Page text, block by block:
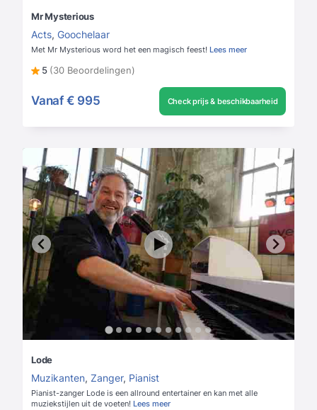
Mr Mysterious
Acts, Goochelaar
Met Mr Mysterious word het een magisch feest! Lees meer
5 (30 Beoordelingen)
Vanaf € 995 Check prijs & beschikbaarheid
Lode
Muzikanten, Zanger, Pianist
Pianist-zanger Lode is een allround entertainer en kan met alle
muziekstijlen uit de voeten! Lees meer